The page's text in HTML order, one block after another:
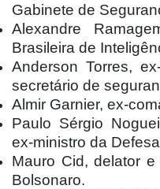
Gabinete de
Alexandre
Brasileira de
Anderson Torres,
secretário de
Almir Garnier, ex-
Paulo Sérgio
ex-ministro da
Mauro Cid, delator
Bolsonaro.